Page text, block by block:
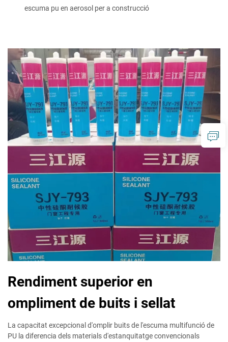
escuma pu en aerosol per a construcció
Rendiment superior en
ompliment de buits i sellat
La capacitat excepcional d'omplir buits de l'escuma multifunció de
PU la diferencia dels materials d'estanquitatge convencionals